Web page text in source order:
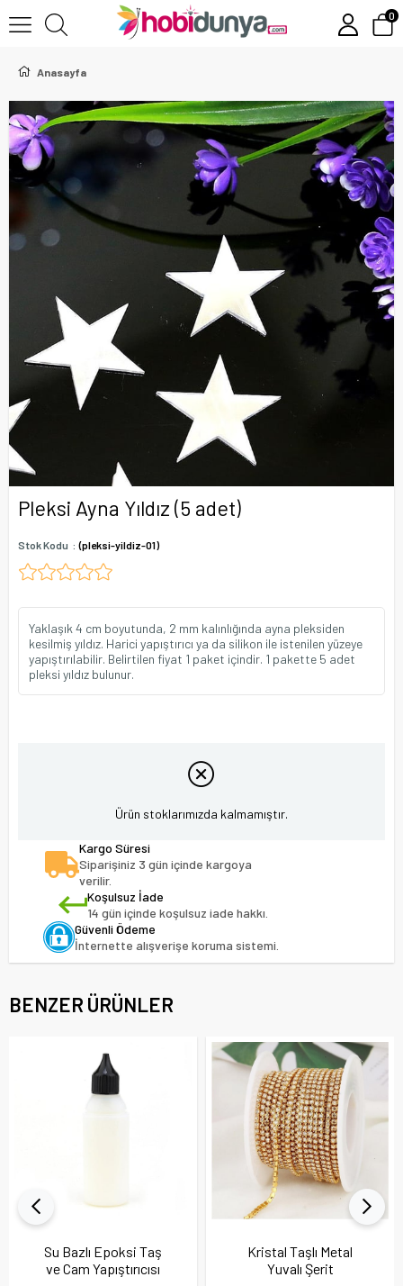
0
Anasayfa
Pleksi Ayna Yıldız (5 adet)
Stok Kodu (pleksi-yildiz-01)
Yaklaşık 4 cm boyutunda, 2 mm kalınlığında ayna pleksiden
kesilmiş yıldız. Harici yapıştırıcı ya da silikon ile istenilen yüzeye
yapıştırılabilir. Belirtilen fiyat 1 paket içindir. 1 pakette 5 adet
pleksi yıldız bulunur.
Ürün stoklarımızda kalmamıştır.
Kargo Süresi
Siparişiniz 3 gün içinde kargoya
verilir.
Koşulsuz İade
14 gün içinde koşulsuz iade hakkı.
Güvenli Ödeme
İnternette alışverişe koruma sistemi.
BENZER ÜRÜNLER
Su Bazlı Epoksi Taş
ve Cam Yapıştırıcısı
Kristal Taşlı Metal
Yuvalı Şerit